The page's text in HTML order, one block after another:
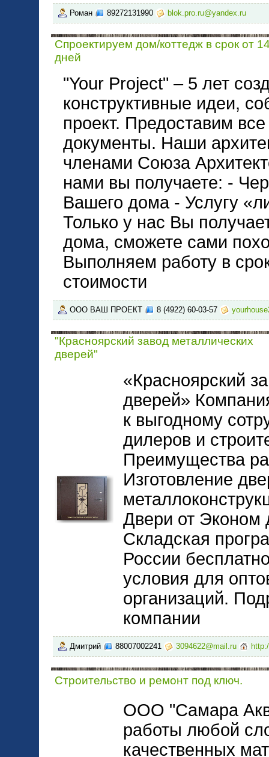
Роман 89272131990 blok.pro.ru@yandex.ru
Спроектируем дом/коттедж в срок от
дней
"Your Project" – 5 лет
конструктивные идеи,
проект. Предоставим
документы. Наши
членами Союза
нами вы получаете: -
Вашего дома - Услугу
Только у нас Вы
дома, сможете сами
Выполняем работу в
стоимости
ООО ВАШ ПРОЕКТ 8 (4922) 60-03-57
"Красноярский завод металлических
дверей"
«Красноярский
дверей»
к выгодному
дилеров и
Преимущества
Изготовление
Двери от Эконом
Складская
России
условия для
организаций.
компании
Дмитрий 88007002241 3094622@mail.ru
Строительство и ремонт под ключ.
ООО "Самара
работы любой
качественных